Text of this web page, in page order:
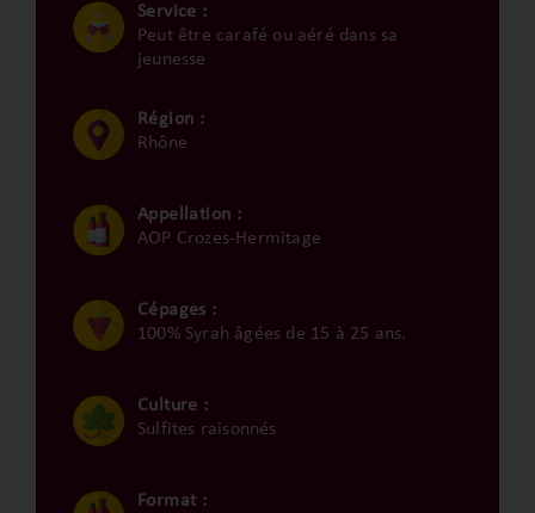
Service :
Peut être carafé ou aéré dans sa
jeunesse
Région :
Rhône
Appellation :
AOP Crozes-Hermitage
Cépages :
100% Syrah âgées de 15 à 25 ans.
Culture :
Sulfites raisonnés
Format :